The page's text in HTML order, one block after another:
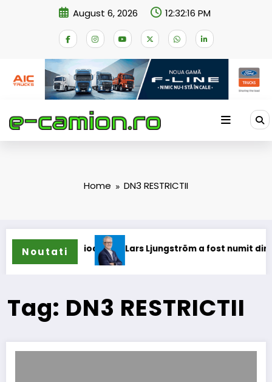
August 6, 2026 12:32:16 PM
Home DN3 RESTRICTII
Noutati
camioane Lars Ljungström a fost numit director
Tag: DN3 RESTRICTII